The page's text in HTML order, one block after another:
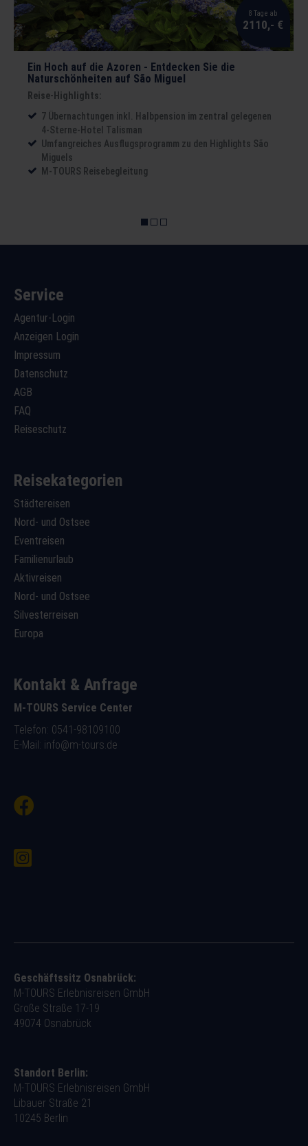
8 Tage ab
2110,- €
Ein Hoch auf die Azoren - Entdecken Sie die
Naturschönheiten auf São Miguel
Reise-Highlights:
7 Übernachtungen inkl. Halbpension im zentral gelegenen
4-Sterne-Hotel Talisman
Umfangreiches Ausflugsprogramm zu den Highlights São
Miguels
M-TOURS Reisebegleitung
Service
Agentur-Login
Anzeigen Login
Impressum
Datenschutz
AGB
FAQ
Reiseschutz
Reisekategorien
Städtereisen
Nord- und Ostsee
Eventreisen
Familienurlaub
Aktivreisen
Nord- und Ostsee
Silvesterreisen
Europa
Kontakt & Anfrage
M-TOURS Service Center
Telefon: 0541-98109100
E-Mail: info@m-tours.de
Geschäftssitz Osnabrück:
M-TOURS Erlebnisreisen GmbH
Große Straße 17-19
49074 Osnabrück
Standort Berlin:
M-TOURS Erlebnisreisen GmbH
Libauer Straße 21
10245 Berlin